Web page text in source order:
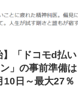
】「ドコモd払い
」の事前準備は
日～最大27％